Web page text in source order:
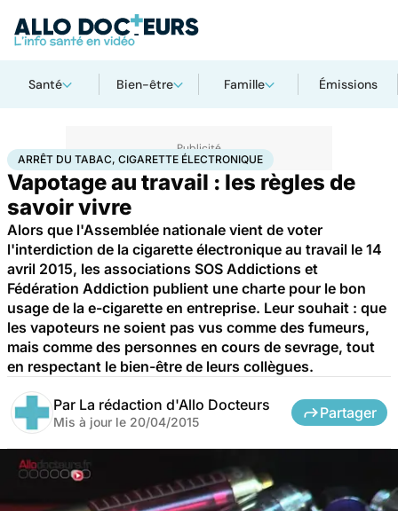
Santé Bien-être Famille Émissions
AccueilSantéArrêt du tabac, cigarette électronique
ARRÊT DU TABAC, CIGARETTE ÉLECTRONIQUE
Vapotage au travail : les règles de
savoir vivre
Alors que l'Assemblée nationale vient de voter
l'interdiction de la cigarette électronique au travail le 14
avril 2015, les associations SOS Addictions et
Fédération Addiction publient une charte pour le bon
usage de la e-cigarette en entreprise. Leur souhait : que
les vapoteurs ne soient pas vus comme des fumeurs,
mais comme des personnes en cours de sevrage, tout
en respectant le bien-être de leurs collègues.
Par La rédaction d'Allo Docteurs
Mis à jour le 20/04/2015
Partager